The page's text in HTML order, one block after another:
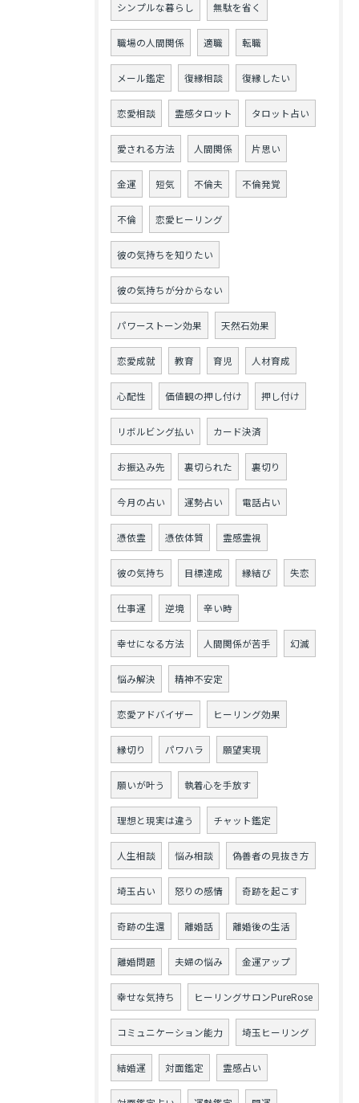
シンプルな暮らし 無駄を省く
職場の人間関係 適職 転職
メール鑑定 復縁相談 復縁したい
恋愛相談 霊感タロット タロット占い
愛される方法 人間関係 片思い
金運 短気 不倫夫 不倫発覚
不倫 恋愛ヒーリング
彼の気持ちを知りたい
彼の気持ちが分からない
パワーストーン効果 天然石効果
恋愛成就 教育 育児 人材育成
心配性 価値観の押し付け 押し付け
リボルビング払い カード決済
お振込み先 裏切られた 裏切り
今月の占い 運勢占い 電話占い
憑依霊 憑依体質 霊感霊視
彼の気持ち 目標達成 縁結び 失恋
仕事運 逆境 辛い時
幸せになる方法 人間関係が苦手 幻滅
悩み解決 精神不安定
恋愛アドバイザー ヒーリング効果
縁切り パワハラ 願望実現
願いが叶う 執着心を手放す
理想と現実は違う チャット鑑定
人生相談 悩み相談 偽善者の見抜き方
埼玉占い 怒りの感情 奇跡を起こす
奇跡の生還 離婚話 離婚後の生活
離婚問題 夫婦の悩み 金運アップ
幸せな気持ち ヒーリングサロンPureRose
コミュニケーション能力 埼玉ヒーリング
結婚運 対面鑑定 霊感占い